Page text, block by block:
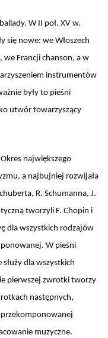
W II poł. XV w.
się nowe: we Włoszech
Francji chanson, a w
instrumentów
były to pieśni
utwór towarzyszący
największego
a najbujniej rozwijała
R. Schumanna, J.
tworzyli F. Chopin i
dla wszystkich rodzajów
W pieśni
dla wszystkich
pierwszej zwrotki tworzy
następnych,
muzyczne.